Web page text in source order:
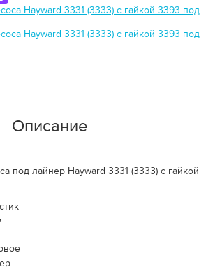
Описание
под лайнер Hayward 3331 (3333) с гайкой